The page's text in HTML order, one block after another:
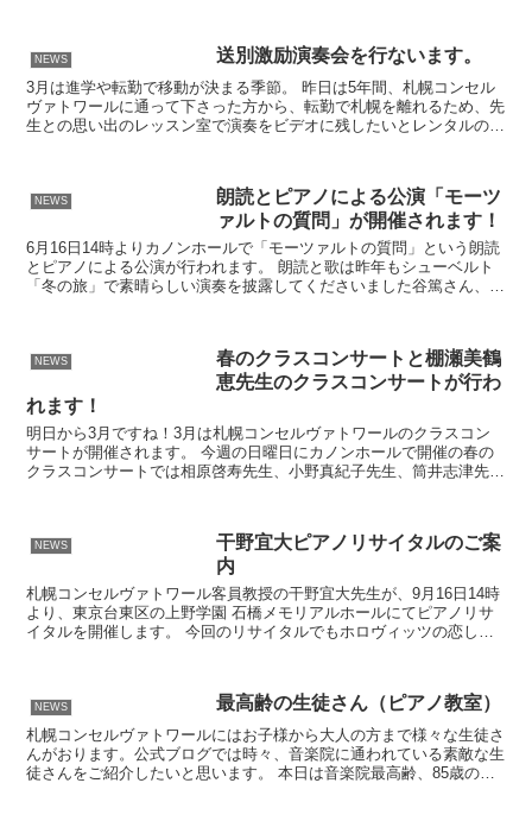
NEWS 送別激励演奏会を行ないます。
3月は進学や転勤で移動が決まる季節。 昨日は5年間、札幌コンセル
ヴァトワールに通って下さった方から、転勤で札幌を離れるため、先
生との思い出のレッスン室で演奏をビデオに残したいとレンタルのお
NEWS
朗読とピアノによる公演「モーツ
ァルトの質問」が開催されます！
6月16日14時よりカノンホールで「モーツァルトの質問」という朗読
とピアノによる公演が行われます。 朗読と歌は昨年もシューベルト
「冬の旅」で素晴らしい演奏を披露してくださいました谷篤さん、ピ
NEWS
春のクラスコンサートと棚瀬美鶴
恵先生のクラスコンサートが行わ
れます！
明日から3月ですね！3月は札幌コンセルヴァトワールのクラスコン
サートが開催されます。 今週の日曜日にカノンホールで開催の春の
クラスコンサートでは相原啓寿先生、小野真紀子先生、筒井志津先
NEWS
干野宜大ピアノリサイタルのご案
内
札幌コンセルヴァトワール客員教授の干野宜大先生が、9月16日14時
より、東京台東区の上野学園 石橋メモリアルホールにてピアノリサ
イタルを開催します。 今回のリサイタルでもホロヴィッツの恋した
NEWS 最高齢の生徒さん（ピアノ教室）
札幌コンセルヴァトワールにはお子様から大人の方まで様々な生徒さ
んがおります。公式ブログでは時々、音楽院に通われている素敵な生
徒さんをご紹介したいと思います。 本日は音楽院最高齢、85歳の河